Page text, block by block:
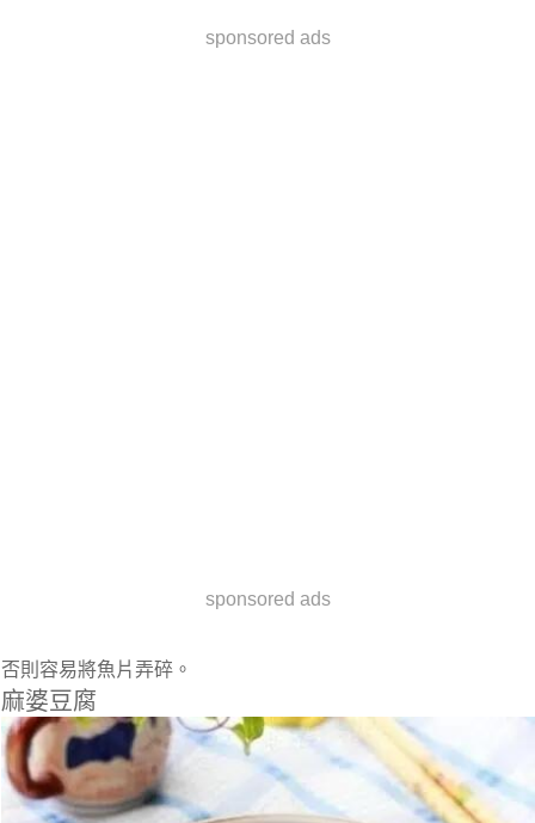
sponsored ads
sponsored ads
否則容易將魚片弄碎。
麻婆豆腐